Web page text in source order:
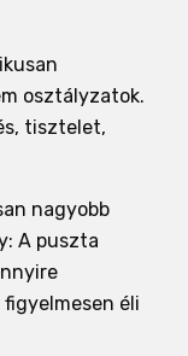
osztályzatok.
tisztelet,
nagyobb
A puszta
éli